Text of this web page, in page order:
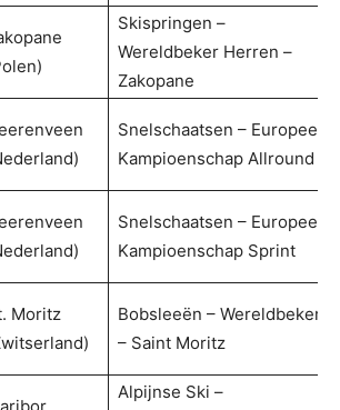
Skispringen –
Wereldbeker Herren –
Zakopane
Snelschaatsen – Europees
Kampioenschap Allround
Snelschaatsen – Europees
Kampioenschap Sprint
Moritz
Bobsleeën – Wereldbeker
– Saint Moritz
Alpijnse Ski –